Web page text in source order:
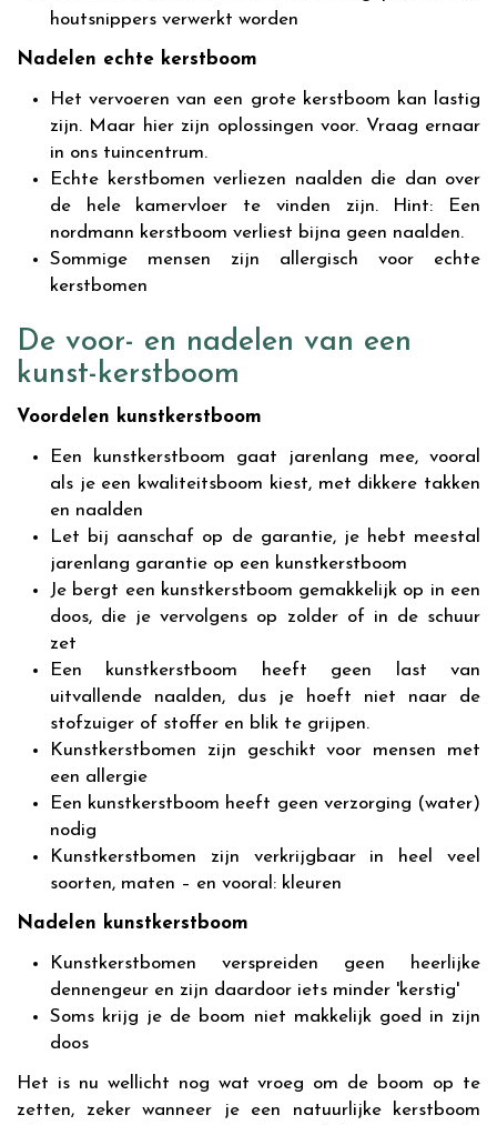
houtsnippers verwerkt worden
Nadelen echte kerstboom
Het vervoeren van een grote kerstboom kan lastig
zijn. Maar hier zijn oplossingen voor. Vraag ernaar
in ons tuincentrum.
Echte kerstbomen verliezen naalden die dan over
de hele kamervloer te vinden zijn. Hint: Een
nordmann kerstboom verliest bijna geen naalden.
Sommige mensen zijn allergisch voor echte
kerstbomen
De voor- en nadelen van een
kunst-kerstboom
Voordelen kunstkerstboom
Een kunstkerstboom gaat jarenlang mee, vooral
als je een kwaliteitsboom kiest, met dikkere takken
en naalden
Let bij aanschaf op de garantie, je hebt meestal
jarenlang garantie op een kunstkerstboom
Je bergt een kunstkerstboom gemakkelijk op in een
doos, die je vervolgens op zolder of in de schuur
zet
Een kunstkerstboom heeft geen last van
uitvallende naalden, dus je hoeft niet naar de
stofzuiger of stoffer en blik te grijpen.
Kunstkerstbomen zijn geschikt voor mensen met
een allergie
Een kunstkerstboom heeft geen verzorging (water)
nodig
Kunstkerstbomen zijn verkrijgbaar in heel veel
soorten, maten – en vooral: kleuren
Nadelen kunstkerstboom
Kunstkerstbomen verspreiden geen heerlijke
dennengeur en zijn daardoor iets minder 'kerstig'
Soms krijg je de boom niet makkelijk goed in zijn
doos
Het is nu wellicht nog wat vroeg om de boom op te
zetten, zeker wanneer je een natuurlijke kerstboom